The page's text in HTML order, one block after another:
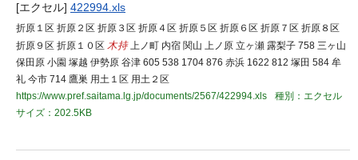
[エクセル] 422994.xls
折原１区 折原２区 折原３区 折原４区 折原５区 折原６区 折原７区 折原８区
折原９区 折原１０区 木持上ノ町 内宿 関山 上ノ原 立ヶ瀬 露梨子 758 三ヶ山
保田原 小園 塚越 伊勢原 谷津 605 538 1704 876 赤浜 1622 812 塚田 584 牟
礼 今市 714 鷹巣 用土１区 用土２区
https://www.pref.saitama.lg.jp/documents/2567/422994.xls
種別：エクセル
サイズ：202.5KB